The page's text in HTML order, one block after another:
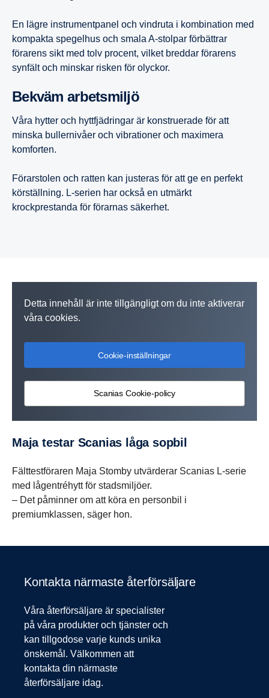
En lägre instrumentpanel och vindruta i kombination med
kompakta spegelhus och smala A-stolpar förbättrar
förarens sikt med tolv procent, vilket breddar förarens
synfält och minskar risken för olyckor.
Bekväm arbets­miljö
Våra hytter och hyttfjädringar är konstruerade för att
minska bullernivåer och vibrationer och maximera
komforten.
Förarstolen och ratten kan justeras för att ge en perfekt
körställning. L-serien har också en utmärkt
krockprestanda för förarnas säkerhet.
Detta innehåll är inte tillgängligt om du inte aktiverar
våra cookies.
Cookie-inställningar
Scanias Cookie-policy
Maja testar Scanias låga sopbil
Fälttestföraren Maja Stomby utvärderar Scanias L-serie
med lågentréhytt för stadsmiljöer.
– Det påminner om att köra en personbil i
premiumklassen, säger hon.
Kontakta närmaste återförsäljare
Våra återförsäljare är specialister
på våra produkter och tjänster och
kan tillgodose varje kunds unika
önskemål. Välkommen att
kontakta din närmaste
återförsäljare idag.